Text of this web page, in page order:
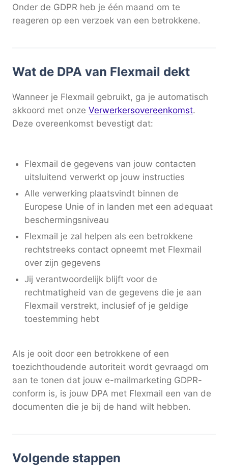
Onder de GDPR heb je één maand om te
reageren op een verzoek van een betrokkene.
Wat de DPA van Flexmail dekt
Wanneer je Flexmail gebruikt, ga je automatisch
akkoord met onze Verwerkersovereenkomst.
Deze overeenkomst bevestigt dat:
Flexmail de gegevens van jouw contacten
uitsluitend verwerkt op jouw instructies
Alle verwerking plaatsvindt binnen de
Europese Unie of in landen met een adequaat
beschermingsniveau
Flexmail je zal helpen als een betrokkene
rechtstreeks contact opneemt met Flexmail
over zijn gegevens
Jij verantwoordelijk blijft voor de
rechtmatigheid van de gegevens die je aan
Flexmail verstrekt, inclusief of je geldige
toestemming hebt
Als je ooit door een betrokkene of een
toezichthoudende autoriteit wordt gevraagd om
aan te tonen dat jouw e-mailmarketing GDPR-
conform is, is jouw DPA met Flexmail een van de
documenten die je bij de hand wilt hebben.
Volgende stappen